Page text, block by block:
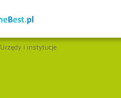
Urzędy i instytucje